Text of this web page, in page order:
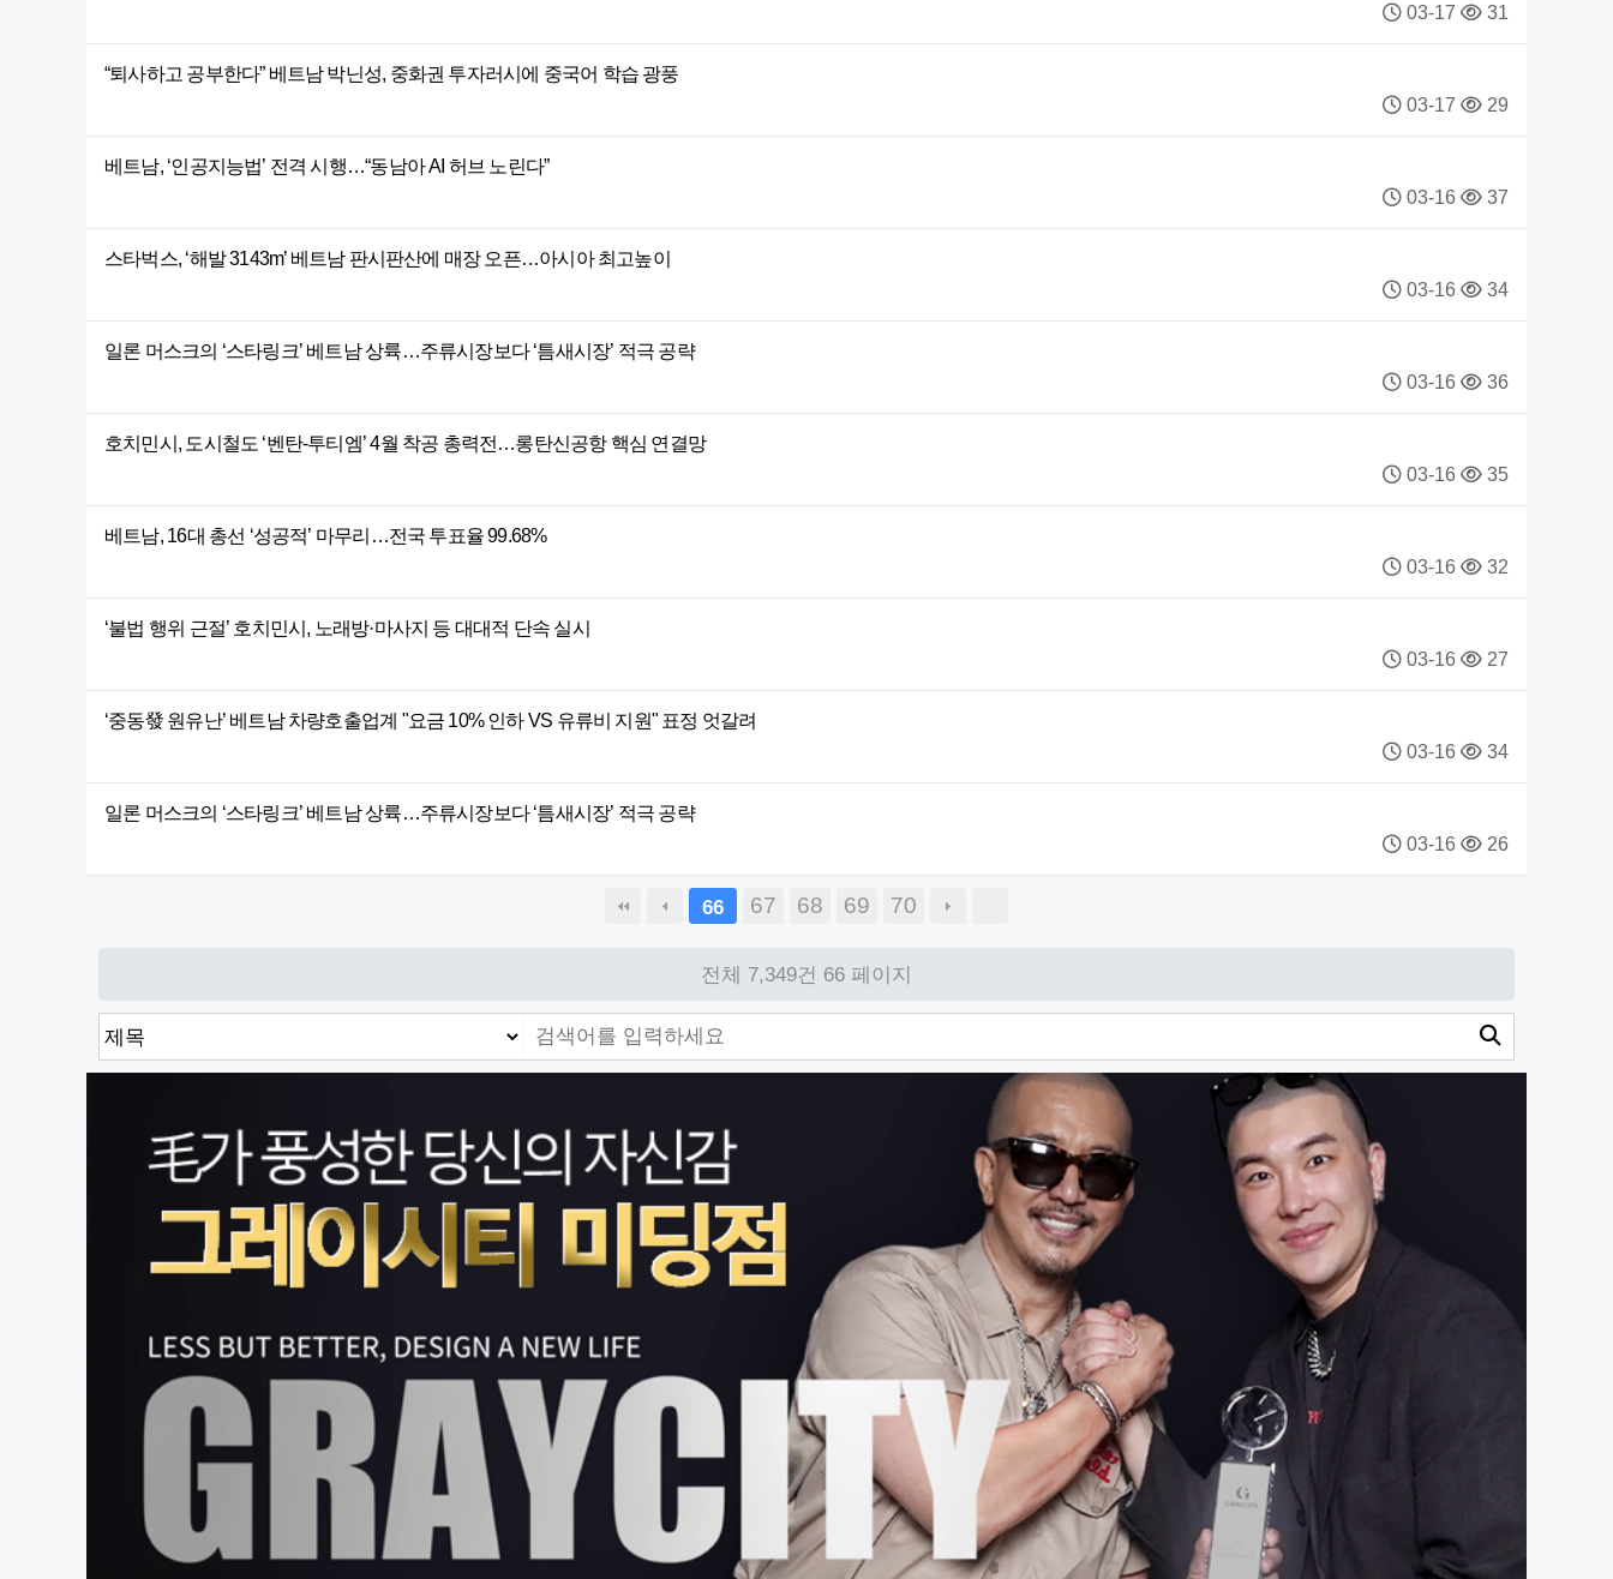
03-17
31
“퇴사하고 공부한다” 베트남 박닌성, 중화권 투자러시에 중국어 학습 광풍
03-17
29
베트남, ‘인공지능법’ 전격 시행…“동남아 AI 허브 노린다”
03-16
37
스타벅스, ‘해발 3143m’ 베트남 판시판산에 매장 오픈…아시아 최고높이
03-16
34
일론 머스크의 ‘스타링크’ 베트남 상륙…주류시장보다 ‘틈새시장’ 적극 공략
03-16
36
호치민시, 도시철도 ‘벤탄-투티엠’ 4월 착공 총력전…롱탄신공항 핵심 연결망
03-16
35
베트남, 16대 총선 ‘성공적’ 마무리…전국 투표율 99.68%
03-16
32
‘불법 행위 근절’ 호치민시, 노래방·마사지 등 대대적 단속 실시
03-16
27
‘중동發 원유난’ 베트남 차량호출업계 "요금 10% 인하 VS 유류비 지원" 표정 엇갈려
03-16
34
일론 머스크의 ‘스타링크’ 베트남 상륙…주류시장보다 ‘틈새시장’ 적극 공략
03-16
26
66 67 68 69 70
전체 7,349건 66 페이지